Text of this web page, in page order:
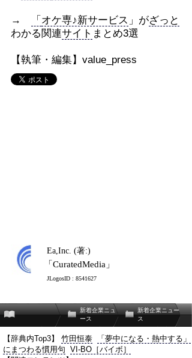
→ 「 オケ専♪新サービス 」がざっと
わかる関連サイト まとめ3選
【執筆・編集】value_press
Ea,Inc. (著:)
「CuratedMedia」
JLogosID : 8541627
新着企業ニュ
ース
新着企業ニュー
ス
【辞典内Top3】 竹田恒泰
「夢中になる・熱中する」
にまつわる慣用句 VI-BO［バイボ］